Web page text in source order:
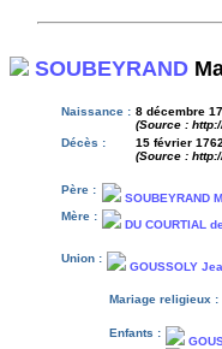
SOUBEYRAND
Naissance : 8 décembre
(Source :
Décès :
15 février
(Source :
Père :
SOUBEYRAND
Mère :
DU COURTIAL
Union :
GOUSSOLY
Mariage religieux :
Enfants :